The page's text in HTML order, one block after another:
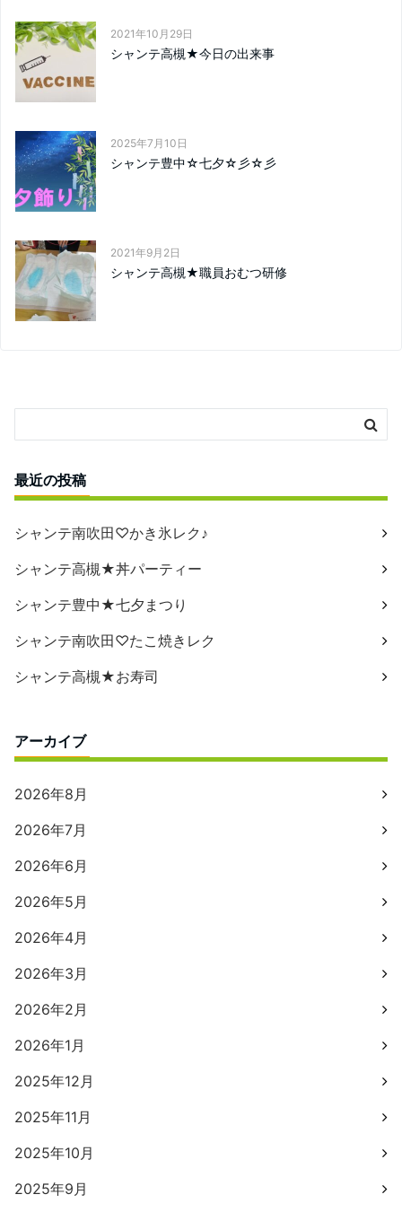
2021年10月29日
シャンテ高槻★今日の出来事
2025年7月10日
シャンテ豊中☆七夕☆彡☆彡
2021年9月2日
シャンテ高槻★職員おむつ研修
最近の投稿
シャンテ南吹田♡かき氷レク♪
シャンテ高槻★丼パーティー
シャンテ豊中★七夕まつり
シャンテ南吹田♡たこ焼きレク
シャンテ高槻★お寿司
アーカイブ
2026年8月
2026年7月
2026年6月
2026年5月
2026年4月
2026年3月
2026年2月
2026年1月
2025年12月
2025年11月
2025年10月
2025年9月